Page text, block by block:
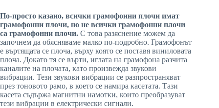
По-просто казано, всички грамофонни плочи имат
грамофонни плочи, но не всички грамофонни плочи
са грамофонни плочи. С това разяснение можем да
започнем да обясняваме малко по-подробно. Грамофонът
е въртящата се плоча, върху която се поставя виниловата
плоча. Докато тя се върти, иглата на грамофона разчита
каналите на плочата, като произвежда звукови
вибрации. Тези звукови вибрации се разпространяват
през тоновото рамо, в което се намира касетата. Тази
касета съдържа магнитни намотки, които преобразуват
тези вибрации в електрически сигнали.